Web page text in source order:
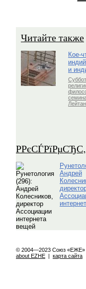
Читайте также
Кое-
и
Андрей
© 2004—2023 Союз «ЕЖЕ»
about EZHE | карта сайта